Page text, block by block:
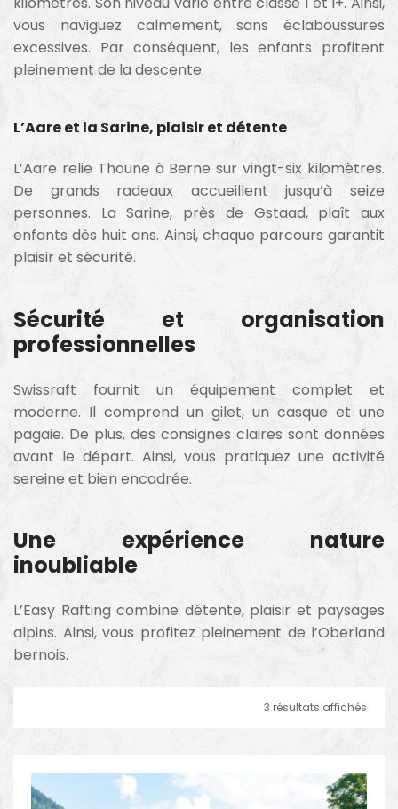
vous naviguez calmement, sans éclaboussures
excessives. Par conséquent, les enfants profitent
pleinement de la descente.
L’Aare et la Sarine, plaisir et détente
L’Aare relie Thoune à Berne sur vingt-six kilomètres.
De grands radeaux accueillent jusqu’à seize
personnes. La Sarine, près de Gstaad, plaît aux
enfants dès huit ans. Ainsi, chaque parcours garantit
plaisir et sécurité.
Sécurité et organisation
professionnelles
Swissraft fournit un équipement complet et
moderne. Il comprend un gilet, un casque et une
pagaie. De plus, des consignes claires sont données
avant le départ. Ainsi, vous pratiquez une activité
sereine et bien encadrée.
Une expérience nature
inoubliable
L’Easy Rafting combine détente, plaisir et paysages
alpins. Ainsi, vous profitez pleinement de l’Oberland
bernois.
3 résultats affichés